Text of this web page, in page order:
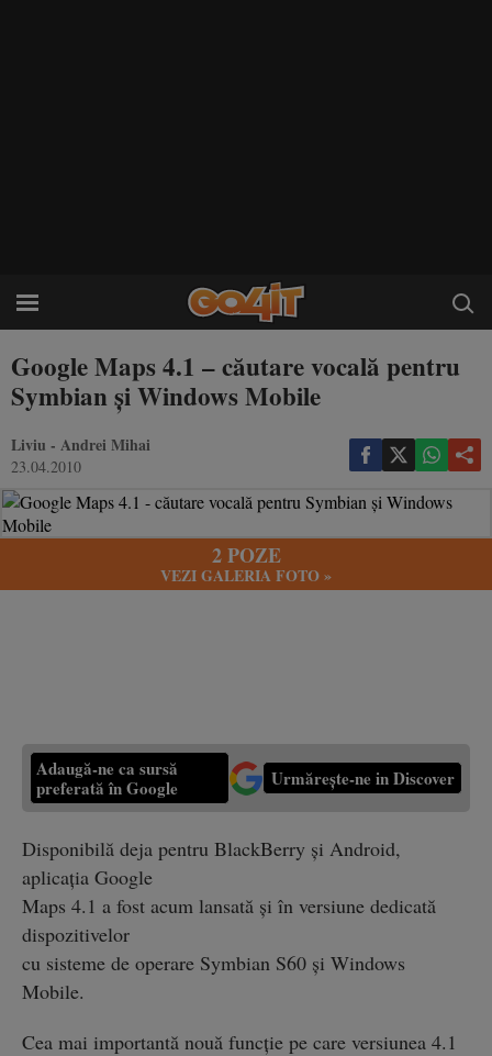
Google Maps 4.1 – căutare vocală pentru
Symbian şi Windows Mobile
Liviu - Andrei Mihai
23.04.2010
2 POZE
VEZI GALERIA FOTO »
Adaugă-ne ca sursă
preferată în Google
Urmărește-ne in Discover
Disponibilă deja pentru BlackBerry şi Android,
aplicaţia Google
Maps 4.1 a fost acum lansată şi în versiune dedicată
dispozitivelor
cu sisteme de operare Symbian S60 şi Windows
Mobile.
Cea mai importantă nouă funcţie pe care versiunea 4.1